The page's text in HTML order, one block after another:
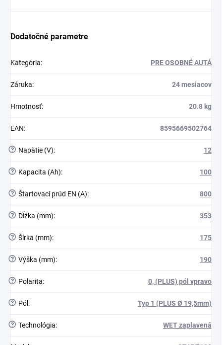
Dodatočné parametre
Kategória: PRE OSOBNÉ AUTÁ
Záruka: 24 mesiacov
Hmotnosť: 20.8 kg
EAN: 8595669502764
? Napätie (V): 12
? Kapacita (Ah): 100
? Štartovací prúd EN (A): 800
? Dĺžka (mm): 353
? Šírka (mm): 175
? Výška (mm): 190
? Polarita: 0, (PLUS) pól vpravo
? Pól: Typ 1 (PLUS Ø 19,5mm)
? Technológia: WET zaplavená